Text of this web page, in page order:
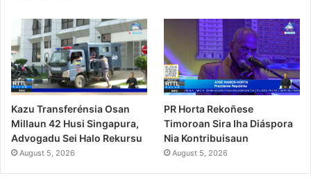
Kazu Transferénsia Osan
Millaun 42 Husi Singapura,
Advogadu Sei Halo Rekursu
August 5, 2026
PR Horta Rekoñese
Timoroan Sira Iha Diáspora
Nia Kontribuisaun
August 5, 2026